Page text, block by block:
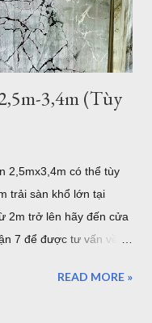
. Xám trắng trọng
với kíc...
3,4m (Tùy
2,5mx3,4m có thể tùy
trải sàn khổ lớn tại
2m trở lên hãy đến cửa
7 để được tư vấn về
lớn quận 7 TPHCM
READ MORE »